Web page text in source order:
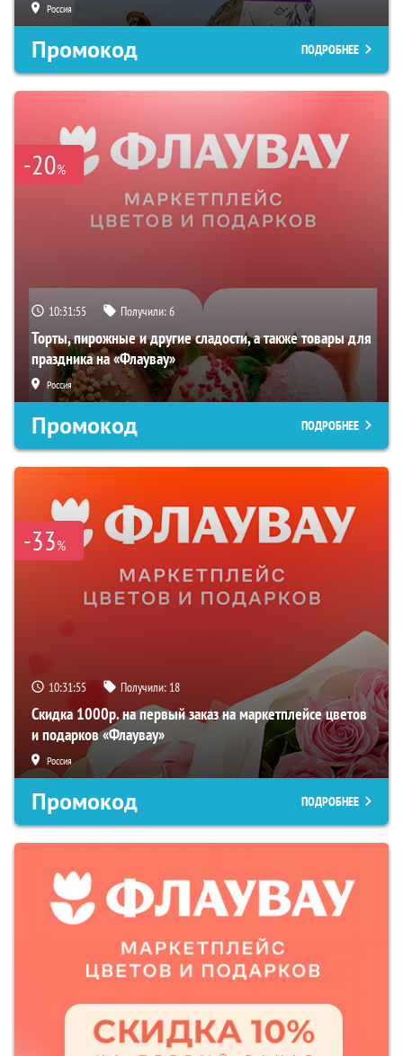
Россия
Промокод ПОДРОБНЕЕ
-20%
10:31:54 Получили:6
Торты, пирожные и другие сладости, а также товары для
праздника на «Флаувау»
Россия
Промокод ПОДРОБНЕЕ
-33%
10:31:54 Получили: 18
Скидка 1000р. на первый заказ на маркетплейсе цветов
и подарков «Флаувау»
Россия
Промокод ПОДРОБНЕЕ